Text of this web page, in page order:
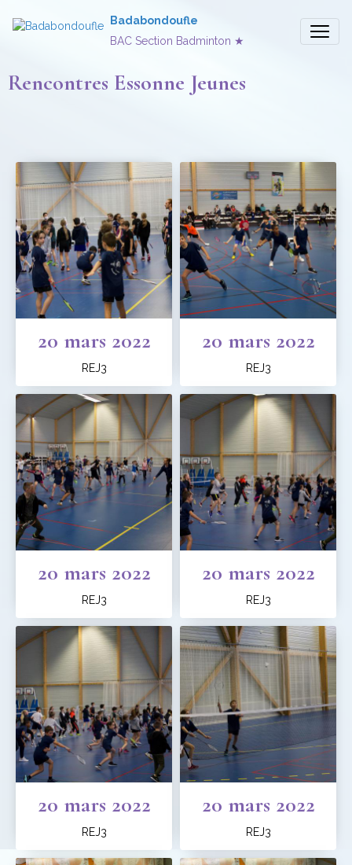
Badabondoufle
BAC Section Badminton ★
Rencontres Essonne Jeunes
20 mars 2022
REJ3
20 mars 2022
REJ3
20 mars 2022
REJ3
20 mars 2022
REJ3
20 mars 2022
REJ3
20 mars 2022
REJ3